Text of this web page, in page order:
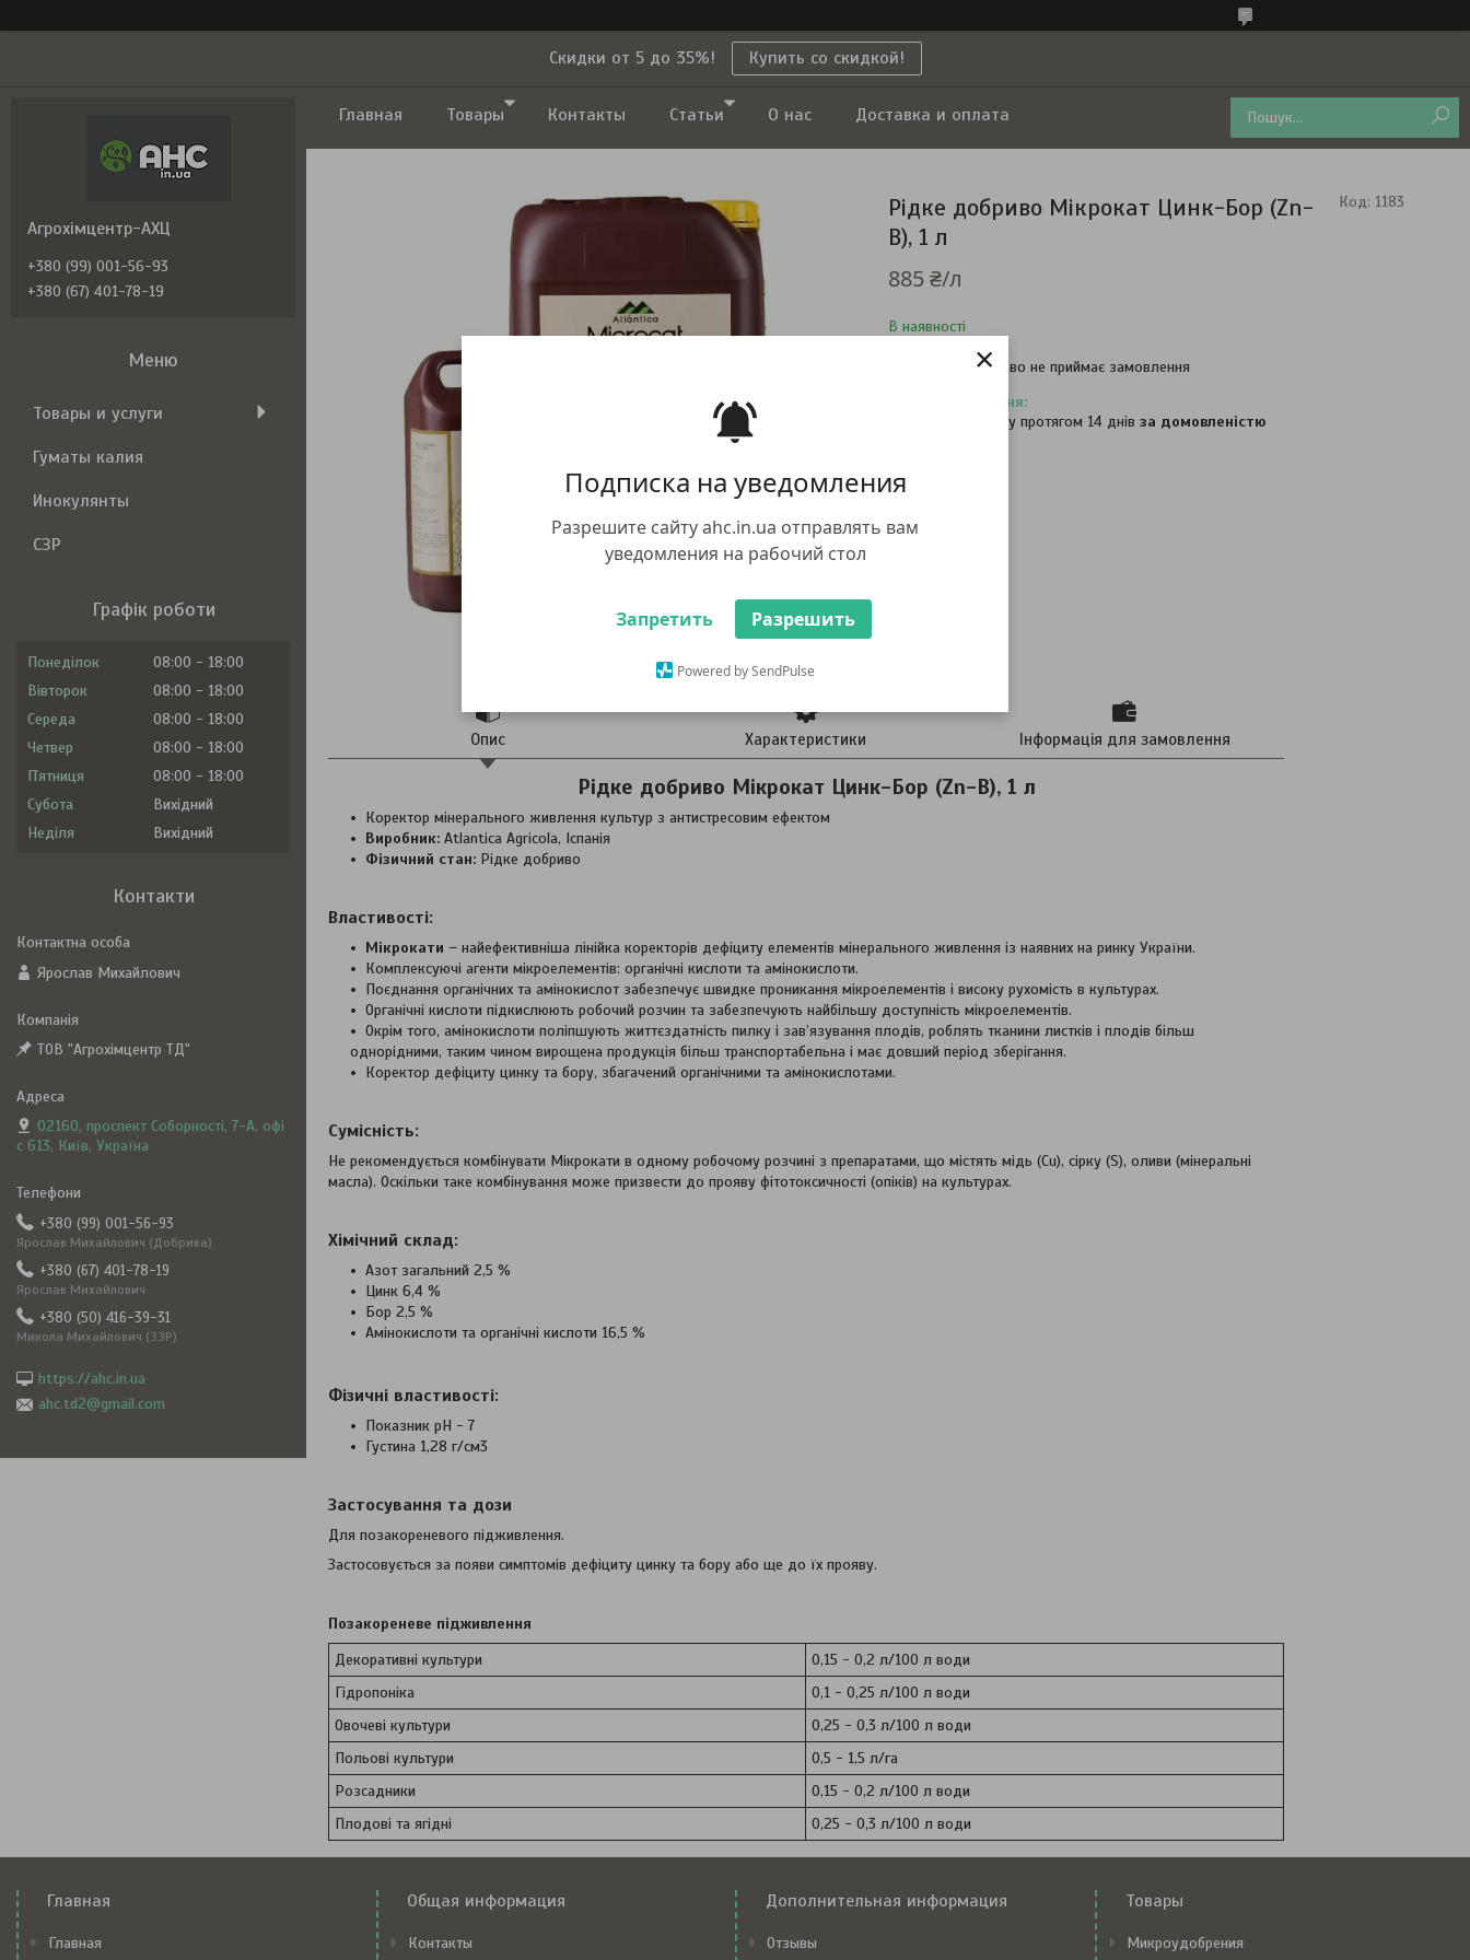
Подписка на уведомления
Разрешите сайту ahc.in.ua отправлять вам
уведомления на рабочий стол
Запретить Разрешить
Powered by SendPulse
×
Скидки от 5 до 35%! Купить со скидкой!
Главная Товары Контакты Статьи О нас Доставка и оплата
Рідке добриво Мікрокат Цинк-Бор (Zn-
B), 1 л
885 ₴/л
В наявності
Код: 1183
Компанія тимчасово не приймає замовлення
повернення товару протягом 14 днів за домовленістю
Опис Характеристики Інформація для замовлення
Рідке добриво Мікрокат Цинк-Бор (Zn-B), 1 л
Коректор мінерального живлення культур з антистресовим ефектом
Виробник: Atlantica Agricola, Іспанія
Фізичний стан: Рідке добриво
Властивості:
Мікрокати − найефективніша лінійка коректорів дефіциту елементів мінерального живлення із наявних на ринку України.
Комплексуючі агенти мікроелементів: органічні кислоти та амінокислоти.
Поєднання органічних та амінокислот забезпечує швидке проникання мікроелементів і високу рухомість в культурах.
Органічні кислоти підкислюють робочий розчин та забезпечують найбільшу доступність мікроелементів.
Окрім того, амінокислоти поліпшують життєздатність пилку і зав’язування плодів, роблять тканини листків і плодів більш
однорідними, таким чином вирощена продукція більш транспортабельна і має довший період зберігання.
Коректор дефіциту цинку та бору, збагачений органічними та амінокислотами.
Сумісність:
Не рекомендується комбінувати Мікрокати в одному робочому розчині з препаратами, що містять мідь (Сu), сірку (S), оливи (мінеральні
масла). Оскільки таке комбінування може призвести до прояву фітотоксичності (опіків) на культурах.
Хімічний склад:
Азот загальний 2,5 %
Цинк 6,4 %
Бор 2,5 %
Амінокислоти та органічні кислоти 16,5 %
Фізичні властивості:
Показник pН - 7
Густина 1,28 г/см3
Застосування та дози
Для позакореневого підживлення.
Застосовується за появи симптомів дефіциту цинку та бору або ще до їх прояву.
Позакореневе підживлення
Декоративні культури
0,15 - 0,2 л/100 л води
Гідропоніка
0,1 - 0,25 л/100 л води
Овочеві культури
0,25 - 0,3 л/100 л води
Польові культури
0,5 - 1,5 л/га
Розсадники
0,15 - 0,2 л/100 л води
Плодові та ягідні
0,25 - 0,3 л/100 л води
Агрохімцентр-АХЦ
+380 (99) 001-56-93
+380 (67) 401-78-19
Товары и услуги
Гуматы калия
Инокулянты
СЗР
Графік роботи
Понеділок 08:00
18:00
Вівторок
08:00
18:00
Середа
08:00
18:00
Четвер
08:00
18:00
Пʼятниця
08:00
18:00
Субота
Вихідний
Неділя
Вихідний
Контакти
Ярослав Михайлович
ТОВ "Агрохімцентр ТД"
02160, проспект Соборності, 7-А, офі
с 613, Київ, Україна
+380 (99) 001-56-93
Ярослав Михайлович (Добрива)
+380 (67) 401-78-19
Ярослав Михайлович
+380 (50) 416-39-31
Микола Михайлович (ЗЗР)
https://ahc.in.ua
ahc.td2@gmail.com
Главная
Главная
Общая информация
Контакты
Дополнительная информация
Отзывы
Товары
Микроудобрения